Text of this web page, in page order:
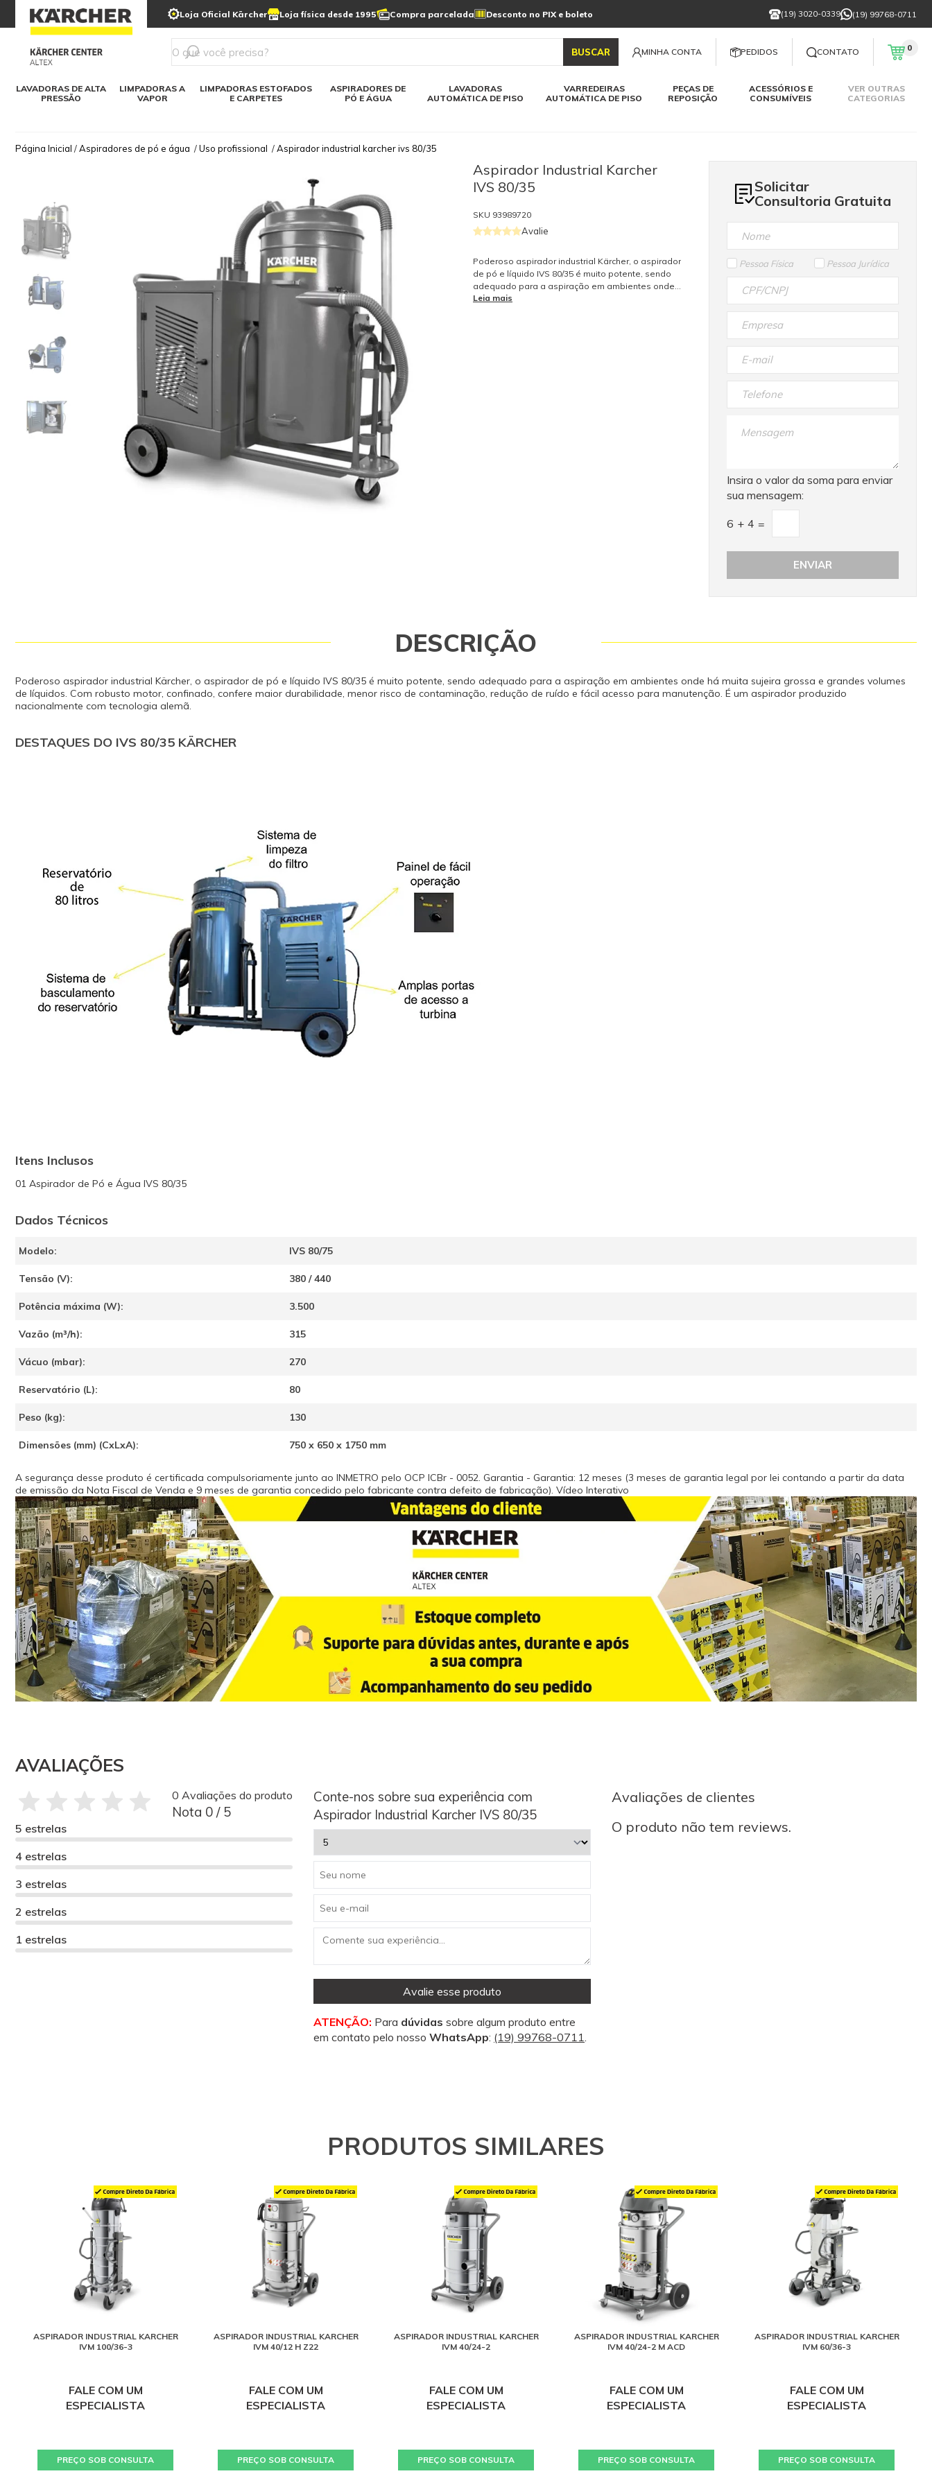
Loja Oficial Kärcher Loja física desde 1995 Compra parcelada Desconto no PIX e boleto (19) 3020-0339 (19) 99768-0711
BUSCAR MINHA CONTA PEDIDOS CONTATO 0
LAVADORAS DE ALTA
PRESSÃO
Detergentes
Linha a bateria
LIMPADORAS A
VAPOR
LIMPADORAS ESTOFADOS
E CARPETES
ASPIRADORES DE
PÓ E ÁGUA
Linha a bateria
LAVADORAS
AUTOMÁTICA DE PISO
VARREDEIRAS
AUTOMÁTICA DE PISO
PEÇAS DE
REPOSIÇÃO
Lavadoras automática
Varredeiras automática
ACESSÓRIOS E
CONSUMÍVEIS
Varredeiras automática
VER OUTRAS
CATEGORIAS
Kärcher para o lar Soluções digitais
Limpeza de painel
solar
Página Inicial /Aspiradores de pó e água /Uso profissional /Aspirador industrial karcher ivs 80/35
Aspirador Industrial Karcher
IVS 80/35
SKU 93989720
Avalie
Poderoso aspirador industrial Kärcher, o aspirador
de pó e líquido IVS 80/35 é muito potente, sendo
adequado para a aspiração em ambientes onde
há muita sujeira grossa e grandes volumes de
Leia mais
Solicitar
Consultoria Gratuita
Pessoa Física Pessoa Jurídica
Insira o valor da soma para enviar
sua mensagem:
6 + 4 =
DESCRIÇÃO
Poderoso aspirador industrial Kärcher, o aspirador de pó e líquido IVS 80/35 é muito potente, sendo adequado para a aspiração em ambientes onde há muita sujeira grossa e grandes volumes
de líquidos. Com robusto motor, confinado, confere maior durabilidade, menor risco de contaminação, redução de ruído e fácil acesso para manutenção. É um aspirador produzido
nacionalmente com tecnologia alemã.
DESTAQUES DO IVS 80/35 KÄRCHER
Itens Inclusos
01 Aspirador de Pó e Água IVS 80/35
Dados Técnicos
Modelo: IVS 80/75
Tensão (V): 380 / 440
Potência máxima (W): 3.500
Vazão (m³/h): 315
Vácuo (mbar): 270
Reservatório (L): 80
Peso (kg): 130
Dimensões (mm) (CxLxA): 750 x 650 x 1750 mm
A segurança desse produto é certificada compulsoriamente junto ao INMETRO pelo OCP ICBr - 0052. Garantia - Garantia: 12 meses (3 meses de garantia legal por lei contando a partir da data
de emissão da Nota Fiscal de Venda e 9 meses de garantia concedido pelo fabricante contra defeito de fabricação). Vídeo Interativo
AVALIAÇÕES
0 Avaliações do produto
Nota 0 / 5
5 estrelas
4 estrelas
3 estrelas
2 estrelas
1 estrelas
Conte-nos sobre sua experiência com
Aspirador Industrial Karcher IVS 80/35
Avalie esse produto
ATENÇÃO: Para dúvidas sobre algum produto entre
em contato pelo nosso WhatsApp: (19) 99768-0711.
Avaliações de clientes
O produto não tem reviews.
PRODUTOS SIMILARES
ASPIRADOR INDUSTRIAL KARCHER
IVM 100/36-3
FALE COM UM
ESPECIALISTA
PREÇO SOB CONSULTA
ASPIRADOR INDUSTRIAL KARCHER
IVM 40/12 H Z22
FALE COM UM
ESPECIALISTA
PREÇO SOB CONSULTA
ASPIRADOR INDUSTRIAL KARCHER
IVM 40/24-2
FALE COM UM
ESPECIALISTA
PREÇO SOB CONSULTA
ASPIRADOR INDUSTRIAL KARCHER
IVM 40/24-2 M ACD
FALE COM UM
ESPECIALISTA
PREÇO SOB CONSULTA
ASPIRADOR INDUSTRIAL KARCHER
IVM 60/36-3
FALE COM UM
ESPECIALISTA
PREÇO SOB CONSULTA